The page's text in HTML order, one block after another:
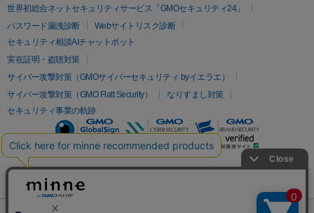
世界初総合ネットセキュリティサービス「GMOセキュリティ24」
パスワード漏洩診断
Webサイトリスク診断
セキュリティ相談AIチャットボット
実在証明・盗聴対策
サイバー攻撃対策（GMOサイバーセキュリティ byイエラエ）
サイバー攻撃対策（GMO Flatt Security）
なりすまし対策
セキュリティ事業の軌跡